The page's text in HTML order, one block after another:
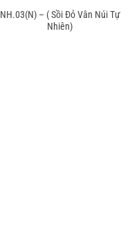
NH.03(N) – ( Sồi Đỏ Vân Núi Tự
Nhiên)